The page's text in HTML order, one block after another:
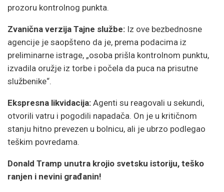
prozoru kontrolnog punkta.
Zvanična verzija Tajne službe: Iz ove bezbednosne
agencije je saopšteno da je, prema podacima iz
preliminarne istrage, „osoba prišla kontrolnom punktu,
izvadila oružje iz torbe i počela da puca na prisutne
službenike“.
Ekspresna likvidacija: Agenti su reagovali u sekundi,
otvorili vatru i pogodili napadača. On je u kritičnom
stanju hitno prevezen u bolnicu, ali je ubrzo podlegao
teškim povredama.
Donald Tramp unutra krojio svetsku istoriju, teško
ranjen i nevini građanin!